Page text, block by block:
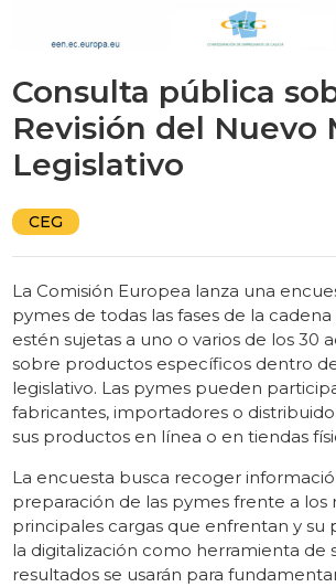
Consulta pública
Revisión del Nuevo
Legislativo
CEG
La Comisión Europea lanza una
pymes de todas las fases de la
estén sujetas a uno o varios de los 30
sobre productos específicos dentro
legislativo. Las pymes pueden
fabricantes, importadores o
sus productos en línea o en tiendas
La encuesta busca recoger
preparación de las pymes frente a los
principales cargas que enfrentan y su
la digitalización como herramienta de
resultados se usarán para